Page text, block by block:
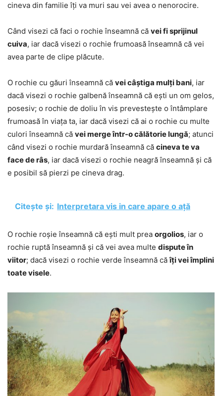
cineva din familie îți va muri sau vei avea o nenorocire.
Când visezi că faci o rochie înseamnă că vei fi sprijinul
cuiva, iar dacă visezi o rochie frumoasă înseamnă că vei
avea parte de clipe plăcute.
O rochie cu găuri înseamnă că vei câștiga mulți bani, iar
dacă visezi o rochie galbenă înseamnă că ești un om gelos,
posesiv; o rochie de doliu în vis prevestește o întâmplare
frumoasă în viața ta, iar dacă visezi că ai o rochie cu multe
culori înseamnă că vei merge într-o călătorie lungă; atunci
când visezi o rochie murdară înseamnă că cineva te va
face de râs, iar dacă visezi o rochie neagră înseamnă și că
e posibil să pierzi pe cineva drag.
Citește și: Interpretara vis in care apare o ață
O rochie roșie înseamnă că ești mult prea orgolios, iar o
rochie ruptă înseamnă și că vei avea multe dispute în
viitor; dacă visezi o rochie verde înseamnă căîți vei împlini
toate visele.